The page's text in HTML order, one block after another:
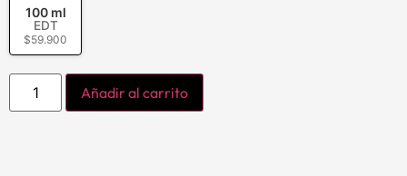
100 ml
EDT
$59.900
Añadir al carrito